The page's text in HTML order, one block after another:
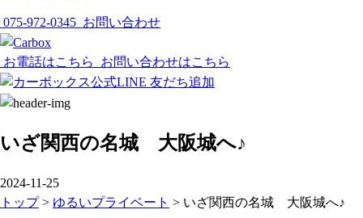
075-972-0345 お問い合わせ
お電話はこちら お問い合わせはこちら
いざ関西の名城 大阪城へ♪
2024-11-25
トップ> ゆるいプライベート > いざ関西の名城 大阪城へ♪